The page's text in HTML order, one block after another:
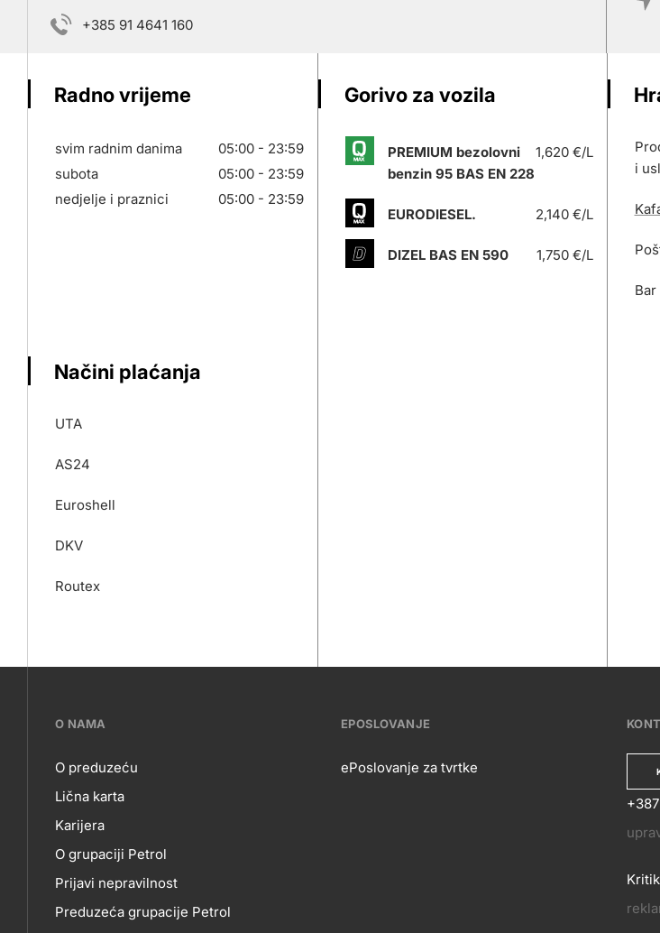
+385 91 4641 160
Radno vrijeme
svim radnim danima
05:00 - 23:59
subota
05:00 - 23:59
nedjelje i praznici
05:00 - 23:59
Gorivo za vozila
PREMIUM bezolovni
benzin 95 BAS EN 228
1,620 €/L
EURODIESEL. 2,140 €/L
DIZEL BAS EN 590 1,750 €/L
i
Bar
Načini plaćanja
UTA
AS24
Euroshell
DKV
Routex
???
petrol-
skupno.footer-
title???
O NAMA
O
NAMA
O preduzeću
Lična karta
Karijera
O grupaciji Petrol
Prijavi nepravilnost
Preduzeća grupacije Petrol
EPOSLOVANJE
ePoslovanje za tvrtke